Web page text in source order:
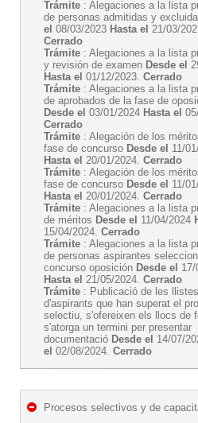
Trámite : Alegaciones a la lista
de personas admitidas y
el 08/03/2023 Hasta el 21/03/
Cerrado
Trámite : Alegaciones a la lista
y revisión de examen Desde el
Hasta el 01/12/2023. Cerrado
Trámite : Alegaciones a la lista
de aprobados de la fase de
Desde el 03/01/2024 Hasta el
Cerrado
Trámite : Alegación de los
fase de concurso Desde el 11/
Hasta el 20/01/2024. Cerrado
Trámite : Alegación de los
fase de concurso Desde el 11/
Hasta el 20/01/2024. Cerrado
Trámite : Alegaciones a la lista
de méritos Desde el 11/04/2024
15/04/2024. Cerrado
Trámite : Alegaciones a la lista
de personas aspirantes
concurso oposición Desde el 17/
Hasta el 21/05/2024. Cerrado
Trámite : Publicació de les llistes
d'aspirants que han superat el
selectiu, s'ofereixen els llocs de
s'atorga un termini per presentar
documentació Desde el 14/07/
el 02/08/2024. Cerrado
Procesos selectivos y de